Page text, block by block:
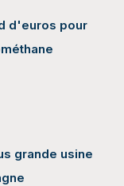
d'euros pour
grande usine